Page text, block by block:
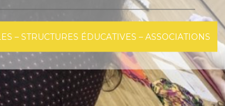
– STRUCTURES ÉDUCATIVES – ASSOCIATIONS